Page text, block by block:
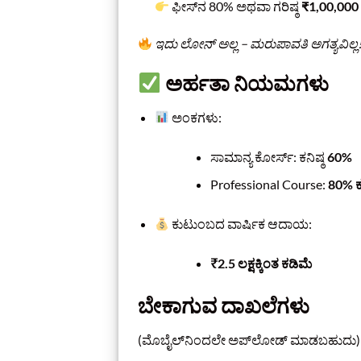
ಫೀಸ್‌ನ 80% ಅಥವಾ ಗರಿಷ್ಠ ₹1,00,000
ಇದು ಲೋನ್ ಅಲ್ಲ – ಮರುಪಾವತಿ
ಅರ್ಹತಾ ನಿಯಮಗಳು
ಅಂಕಗಳು:
ಸಾಮಾನ್ಯ ಕೋರ್ಸ್: ಕನಿಷ್ಠ 60%
Professional Course: 80%
ಕುಟುಂಬದ ವಾರ್ಷಿಕ ಆದಾಯ:
₹2.5 ಲಕ್ಷಕ್ಕಿಂತ ಕಡಿಮೆ
ಬೇಕಾಗುವ ದಾಖಲೆಗಳು
(ಮೊಬೈಲ್‌ನಿಂದಲೇ ಅಪ್‌ಲೋಡ್ ಮಾಡಬಹುದು)